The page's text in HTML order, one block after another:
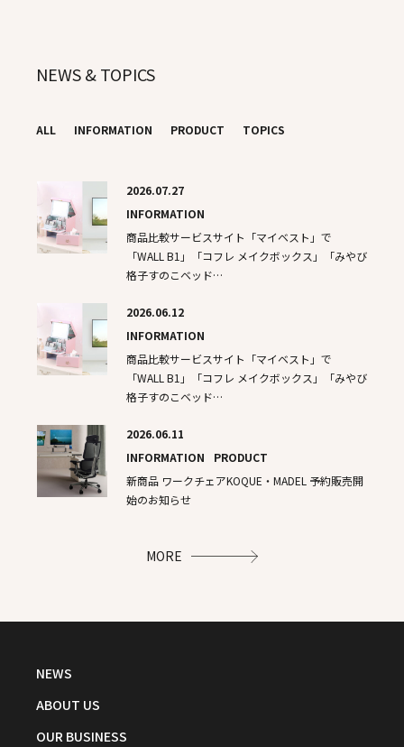
NEWS & TOPICS
ALL INFORMATION PRODUCT TOPICS
2026.07.27
INFORMATION
商品比較サービスサイト「マイベスト」で
「WALL B1」「コフレ メイクボックス」「みやび
格子すのこベッド…
2026.06.12
INFORMATION
商品比較サービスサイト「マイベスト」で
「WALL B1」「コフレ メイクボックス」「みやび
格子すのこベッド…
2026.06.11
INFORMATION
PRODUCT
新商品​ ワークチェアKOQUE・MADEL 予約販売開
始のお知らせ
MORE
NEWS
ABOUT US
OUR BUSINESS